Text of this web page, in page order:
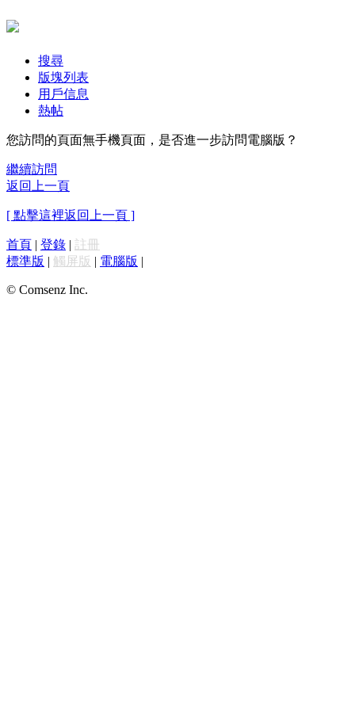
搜尋
版塊列表
用戶信息
熱帖
您訪問的頁面無手機頁面，是否進一步訪問電腦版？
繼續訪問
返回上一頁
[ 點擊這裡返回上一頁 ]
首頁 | 登錄 | 註冊
標準版 | 觸屏版 | 電腦版 |
© Comsenz Inc.